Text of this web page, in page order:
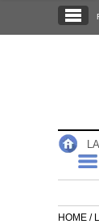
NOTIFIED NEWS
HOME /